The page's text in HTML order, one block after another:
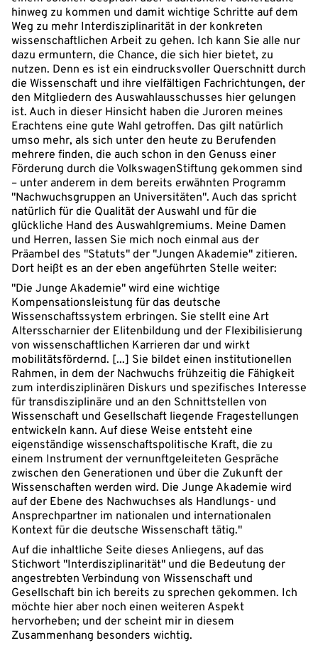
hinweg zu kommen und damit wichtige Schritte auf dem
Weg zu mehr Interdisziplinarität in der konkreten
wissenschaftlichen Arbeit zu gehen. Ich kann Sie alle nur
dazu ermuntern, die Chance, die sich hier bietet, zu
nutzen. Denn es ist ein eindrucksvoller Querschnitt durch
die Wissenschaft und ihre vielfältigen Fachrichtungen, der
den Mitgliedern des Auswahlausschusses hier gelungen
ist. Auch in dieser Hinsicht haben die Juroren meines
Erachtens eine gute Wahl getroffen. Das gilt natürlich
umso mehr, als sich unter den heute zu Berufenden
mehrere finden, die auch schon in den Genuss einer
Förderung durch die VolkswagenStiftung gekommen sind
– unter anderem in dem bereits erwähnten Programm
"Nachwuchsgruppen an Universitäten". Auch das spricht
natürlich für die Qualität der Auswahl und für die
glückliche Hand des Auswahlgremiums. Meine Damen
und Herren, lassen Sie mich noch einmal aus der
Präambel des "Statuts" der "Jungen Akademie" zitieren.
Dort heißt es an der eben angeführten Stelle weiter:
"Die Junge Akademie" wird eine wichtige
Kompensationsleistung für das deutsche
Wissenschaftssystem erbringen. Sie stellt eine Art
Altersscharnier der Elitenbildung und der Flexibilisierung
von wissenschaftlichen Karrieren dar und wirkt
mobilitätsfördernd. [...] Sie bildet einen institutionellen
Rahmen, in dem der Nachwuchs frühzeitig die Fähigkeit
zum interdisziplinären Diskurs und spezifisches Interesse
für transdisziplinäre und an den Schnittstellen von
Wissenschaft und Gesellschaft liegende Fragestellungen
entwickeln kann. Auf diese Weise entsteht eine
eigenständige wissenschaftspolitische Kraft, die zu
einem Instrument der vernunftgeleiteten Gespräche
zwischen den Generationen und über die Zukunft der
Wissenschaften werden wird. Die Junge Akademie wird
auf der Ebene des Nachwuchses als Handlungs- und
Ansprechpartner im nationalen und internationalen
Kontext für die deutsche Wissenschaft tätig."
Auf die inhaltliche Seite dieses Anliegens, auf das
Stichwort "Interdisziplinarität" und die Bedeutung der
angestrebten Verbindung von Wissenschaft und
Gesellschaft bin ich bereits zu sprechen gekommen. Ich
möchte hier aber noch einen weiteren Aspekt
hervorheben; und der scheint mir in diesem
Zusammenhang besonders wichtig.